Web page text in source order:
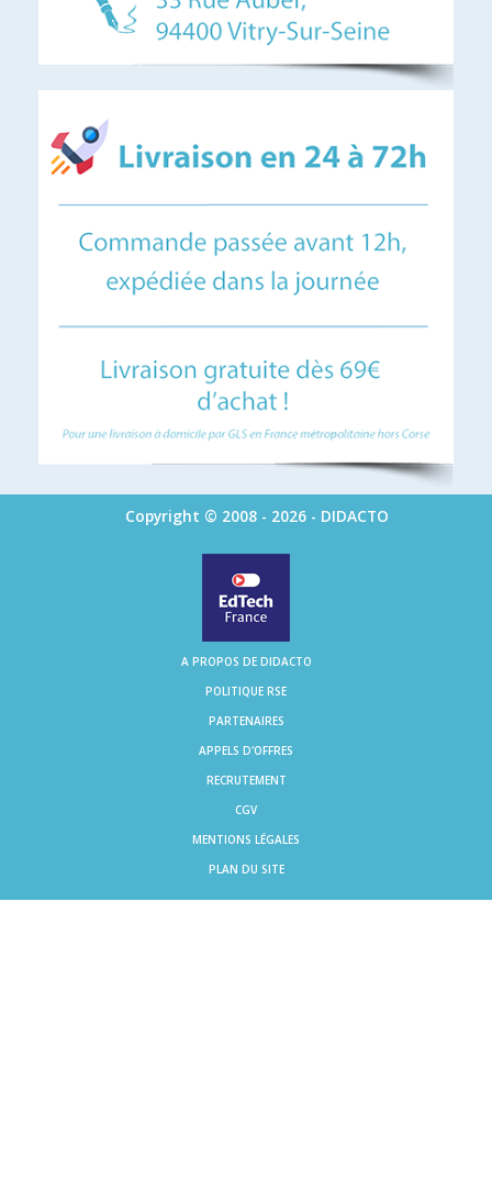
Copyright © 2008 - 2026 - DIDACTO
A PROPOS DE DIDACTO
POLITIQUE RSE
PARTENAIRES
APPELS D'OFFRES
RECRUTEMENT
CGV
MENTIONS LÉGALES
PLAN DU SITE